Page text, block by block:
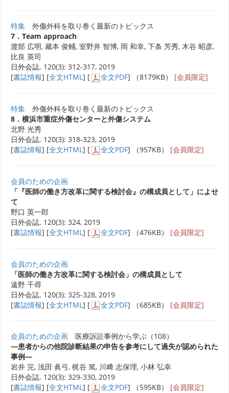
特集 外傷外科を取り巻く最新のトピックス
7．Team approach
渡部 広明, 藏本 俊輔, 室野井 智博, 岡 和幸, 下条 芳秀, 木谷 昭彦,
比良 英司
日外会誌. 120(3): 312-317, 2019
[書誌情報] [全文HTML] [ 全文PDF] （8179KB） [会員限定]
特集 外傷外科を取り巻く最新のトピックス
8．横浜市重症外傷センターと外傷システム
北野 光秀
日外会誌. 120(3): 318-323, 2019
[書誌情報] [全文HTML] [ 全文PDF] （957KB） [会員限定]
会員のための企画
「『医師の働き方改革に関する検討会』の構成員として」によせ
て
野口 英一郎
日外会誌. 120(3): 324, 2019
[書誌情報] [全文HTML ] [ 全文PDF] （476KB） [会員限定]
会員のための企画
「医師の働き方改革に関する検討会」の構成員として
遠野 千尋
日外会誌. 120(3): 325-328, 2019
[書誌情報] [全文HTML ] [ 全文PDF] （685KB） [会員限定]
会員のための企画 医療訴訟事例から学ぶ（108）
―患者からの他院診断結果の申告を参考にして過失が認められた
事例―
岩井 完, 浅田 眞弓, 梶谷 篤, 川﨑 志保理, 小林 弘幸
日外会誌. 120(3): 329-330, 2019
[書誌情報] [全文HTML] [ 全文PDF] （595KB） [会員限定]